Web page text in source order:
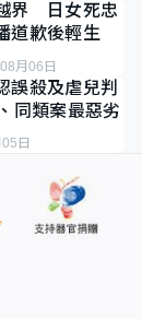
界 日女死忠
道歉後輕生
月06日
誤殺及虐兒判
同類案最惡劣
日